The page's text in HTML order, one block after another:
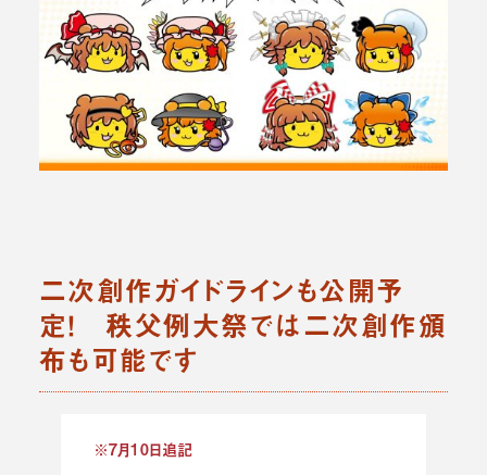
二次創作ガイドラインも公開予
定！ 秩父例大祭では二次創作頒
布も可能です
※7月10日追記